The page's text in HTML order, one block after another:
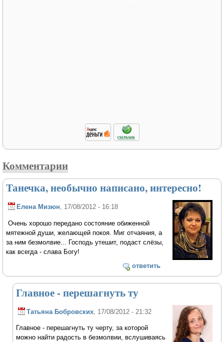
Комментарии
Танечка, необычно написано, интересно!
Елена Мизюн , 17/08/2012 - 16:18
Очень хорошо передано состояние обиженной
мятежной души, желающей покоя. Миг отчаяния, а
за ним безмолвие... Господь утешит, подаст слёзы,
как всегда - слава Богу!
ответить
Главное - перешагнуть ту
Татьяна Бобровских , 17/08/2012 - 21:32
Главное - перешагнуть ту черту, за которой
можно найти радость в безмолвии, вслушиваясь